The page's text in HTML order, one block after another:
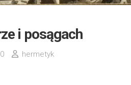
i posągach
0
hermetyk